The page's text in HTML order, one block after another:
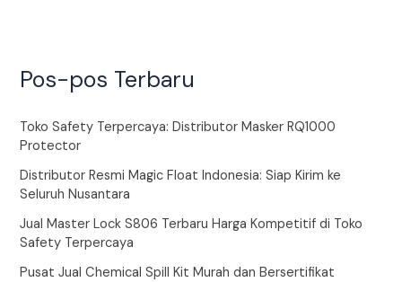
Pos-pos Terbaru
Toko Safety Terpercaya: Distributor Masker RQ1000
Protector
Distributor Resmi Magic Float Indonesia: Siap Kirim ke
Seluruh Nusantara
Jual Master Lock S806 Terbaru Harga Kompetitif di Toko
Safety Terpercaya
Pusat Jual Chemical Spill Kit Murah dan Bersertifikat